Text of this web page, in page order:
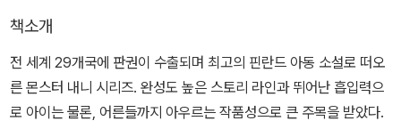
책소개
전 세계 29개국에 판권이 수출되며 최고의 핀란드 아동 소설로 떠오
른 몬스터 내니 시리즈. 완성도 높은 스토리 라인과 뛰어난 흡입력으
로 아이는 물론, 어른들까지 아우르는 작품성으로 큰 주목을 받았다.